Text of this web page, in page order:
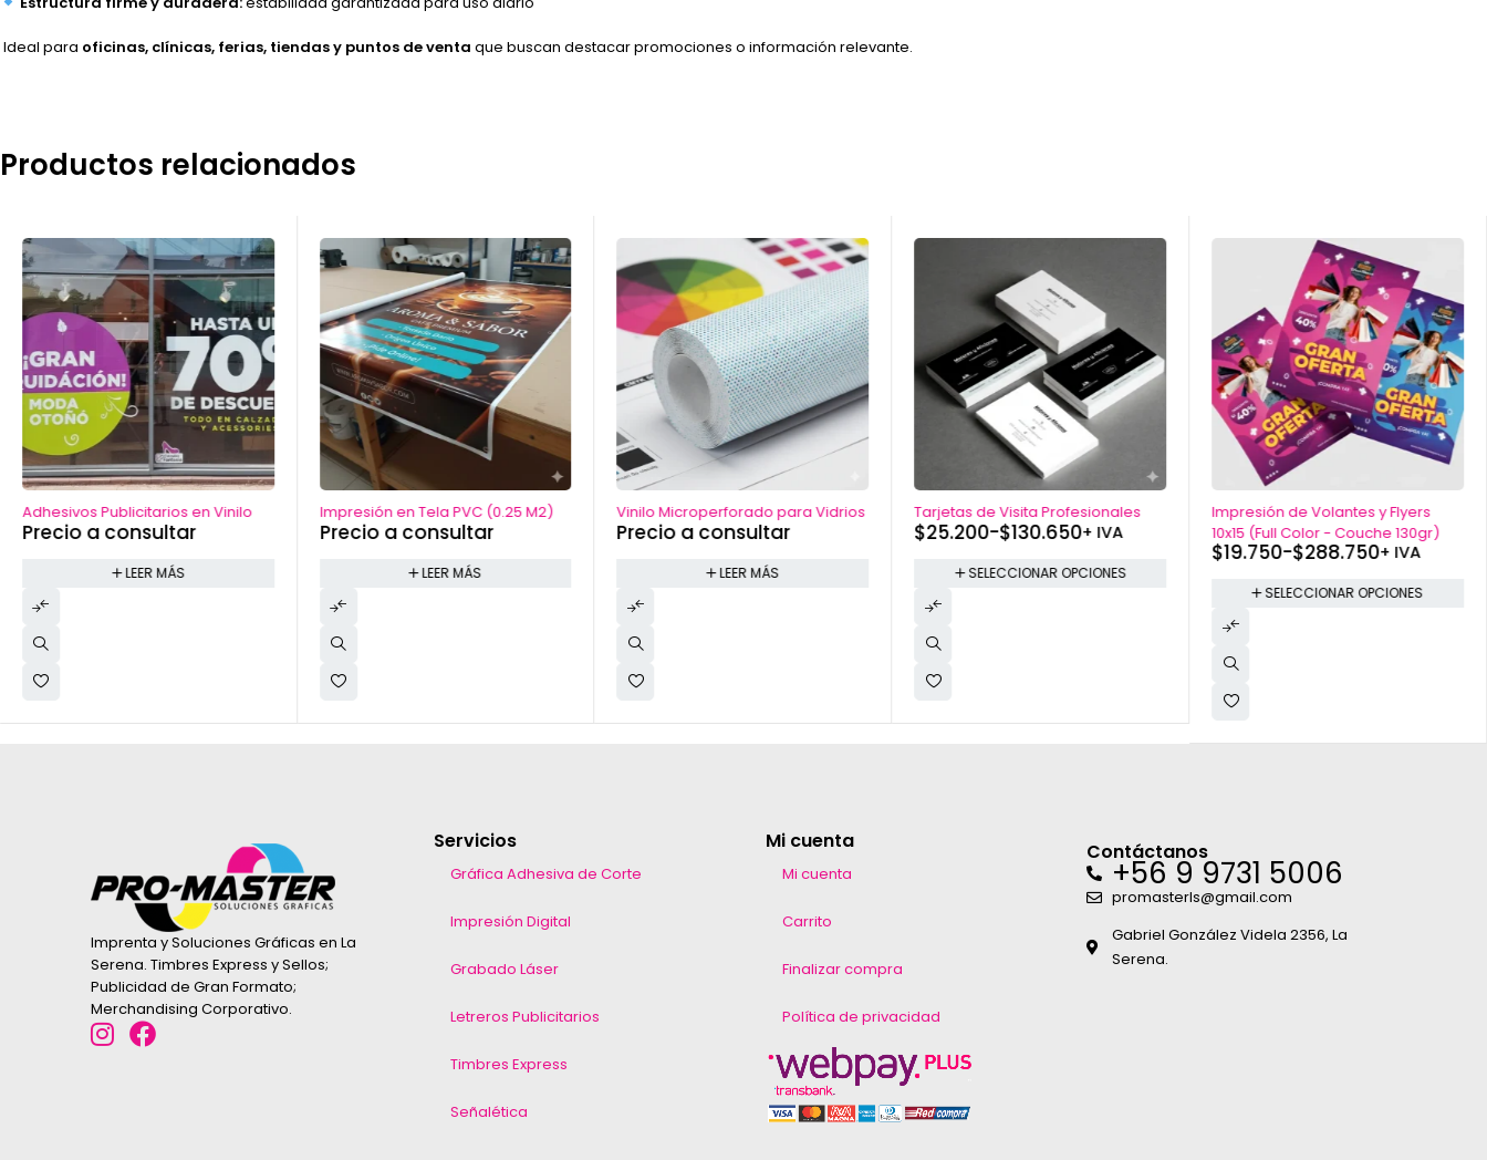
Ideal para oficinas, clínicas, ferias, tiendasy puntos deventa que buscan destacarpromociones o información relevante.
Productos relacionados
Adhesivos Publicitarios en Vinilo
Precio a consultar
LEER MÁS
Impresión en Tela PVC (0.25 M2)
Precio a consultar
LEER MÁS
Vinilo Microperforado para Vidrios
Precio a consultar
LEER MÁS
Tarjetas de Visita Profesionales
$25.200-$130.650+ IVA
SELECCIONAR OPCIONES
Impresión de Volantes y Flyers
10x15 (Full Color - Couche 130gr)
$19.750-$288.750+ IVA
SELECCIONAR OPCIONES
Imprenta y Soluciones Gráficas en La
Serena. Timbres Express y Sellos;
Publicidad de Gran Formato;
Merchandising Corporativo.
Servicios
Gráfica Adhesiva de Corte
Impresión Digital
Grabado Láser
Letreros Publicitarios
Timbres Express
Señalética
Mi cuenta
Mi cuenta
Carrito
Finalizar compra
Política de privacidad
Contáctanos
+56 9 9731 5006
promasterls@gmail.com
Gabriel González Videla 2356, La
Serena.